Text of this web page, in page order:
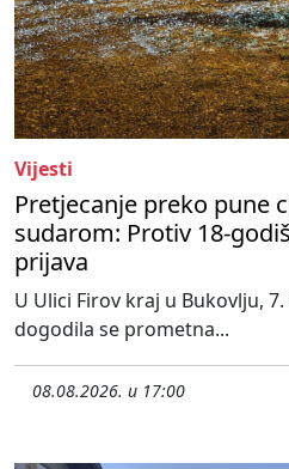
Vijesti
Pretjecanje preko pune
sudarom: Protiv 18-
prijava
U Ulici Firov kraj u Bukovlju,
dogodila se prometna...
08.08.2026. u 17:00